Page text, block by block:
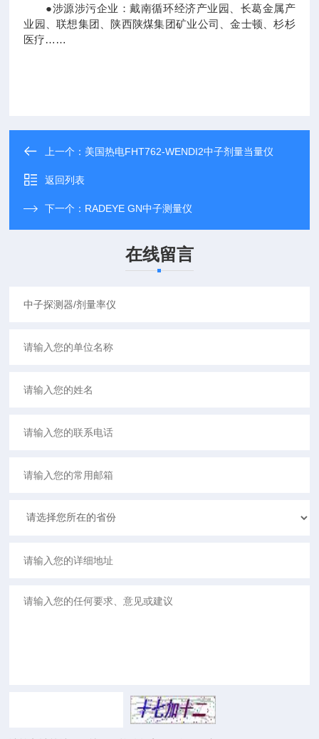
●涉源涉污企业：戴南循环经济产业园、长葛金属产
业园、联想集团、陕西陕煤集团矿业公司、金士顿、杉杉
医疗……
上一个： 美国热电FHT762-WENDI2中子剂量当量仪
返回列表
下一个： RADEYE GN中子测量仪
在线留言